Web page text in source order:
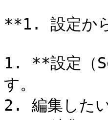
**1. 設定か
1. **設定（
す。
2. 編集した